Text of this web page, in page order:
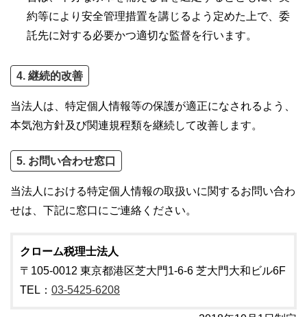
約等により安全管理措置を講じるよう定めた上で、委
託先に対する必要かつ適切な監督を行います。
4. 継続的改善
当法人は、特定個人情報等の保護が適正になされるよう、
本気泡方針及び関連規程類を継続して改善します。
5. お問い合わせ窓口
当法人における特定個人情報の取扱いに関するお問い合わ
せは、下記に窓口にご連絡ください。
クローム税理士法人
〒105-0012 東京都港区芝大門1-6-6 芝大門大和ビル6F
TEL： 03-5425-6208